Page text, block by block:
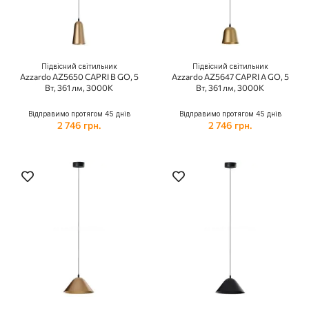
Підвісний світильник
Azzardo AZ5650 CAPRI B GO, 5
Вт, 361 лм, 3000К
Відправимо протягом 45 днів
2 746 грн.
Підвісний світильник
Azzardo AZ5647 CAPRI A GO, 5
Вт, 361 лм, 3000К
Відправимо протягом 45 днів
2 746 грн.